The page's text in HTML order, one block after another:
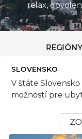
relax,
SLOVENSKO
V štáte
možností pre